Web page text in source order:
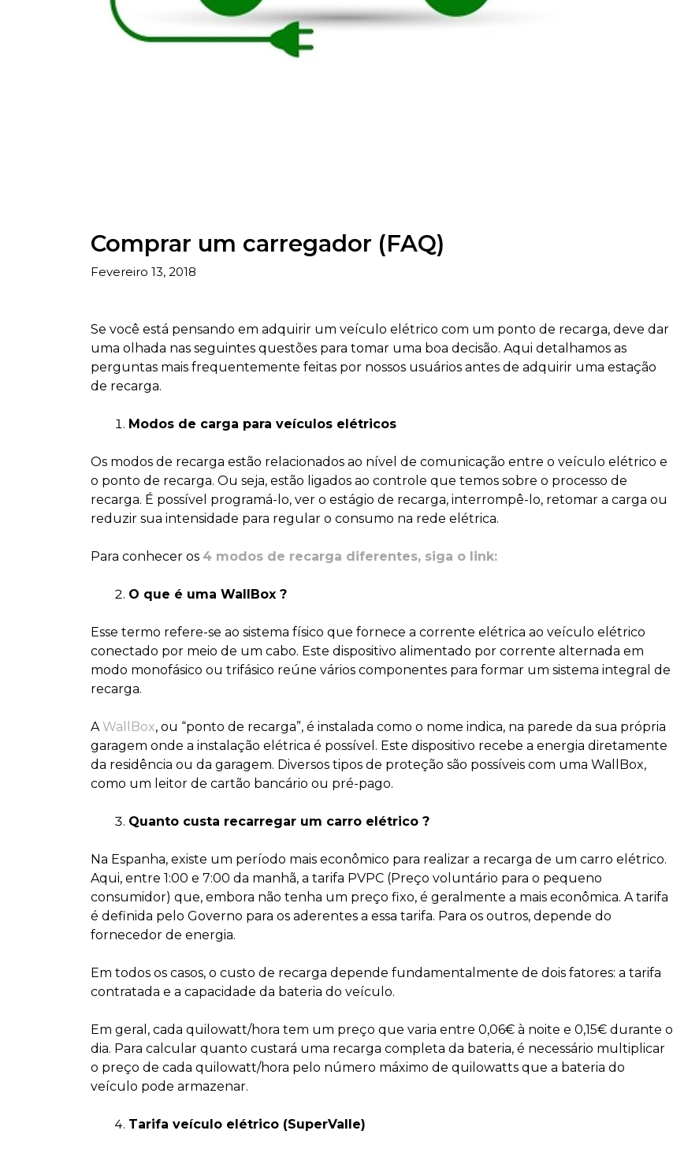
Comprar um carregador (FAQ)
Fevereiro 13, 2018
Se você está pensando em adquirir um veículo elétrico com um ponto de recarga, deve dar
uma olhada nas seguintes questões para tomar uma boa decisão. Aqui detalhamos as
perguntas mais frequentemente feitas por nossos usuários antes de adquirir uma estação
de recarga.
Modos de carga para veículos elétricos
Os modos de recarga estão relacionados ao nível de comunicação entre o veículo elétrico e
o ponto de recarga. Ou seja, estão ligados ao controle que temos sobre o processo de
recarga. É possível programá-lo, ver o estágio de recarga, interrompê-lo, retomar a carga ou
reduzir sua intensidade para regular o consumo na rede elétrica.
Para conhecer os 4 modos de recarga diferentes, siga o link:
O que é uma WallBox ?
Esse termo refere-se ao sistema físico que fornece a corrente elétrica ao veículo elétrico
conectado por meio de um cabo. Este dispositivo alimentado por corrente alternada em
modo monofásico ou trifásico reúne vários componentes para formar um sistema integral de
recarga.
A WallBox, ou “ponto de recarga”, é instalada como o nome indica, na parede da sua própria
garagem onde a instalação elétrica é possível. Este dispositivo recebe a energia diretamente
da residência ou da garagem. Diversos tipos de proteção são possíveis com uma WallBox,
como um leitor de cartão bancário ou pré-pago.
Quanto custa recarregar um carro elétrico ?
Na Espanha, existe um período mais econômico para realizar a recarga de um carro elétrico.
Aqui, entre 1:00 e 7:00 da manhã, a tarifa PVPC (Preço voluntário para o pequeno
consumidor) que, embora não tenha um preço fixo, é geralmente a mais econômica. A tarifa
é definida pelo Governo para os aderentes a essa tarifa. Para os outros, depende do
fornecedor de energia.
Em todos os casos, o custo de recarga depende fundamentalmente de dois fatores: a tarifa
contratada e a capacidade da bateria do veículo.
Em geral, cada quilowatt/hora tem um preço que varia entre 0,06€ à noite e 0,15€ durante o
dia. Para calcular quanto custará uma recarga completa da bateria, é necessário multiplicar
o preço de cada quilowatt/hora pelo número máximo de quilowatts que a bateria do
veículo pode armazenar.
Tarifa veículo elétrico (SuperValle)